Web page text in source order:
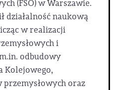
(FSO) w Warszawie.
działalność naukową
w realizacji
i
odbudowy
Kolejowego,
przemysłowych oraz